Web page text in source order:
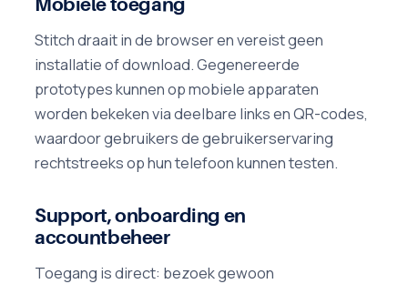
Stitch draait in de browser en vereist geen
installatie of download. Gegenereerde
prototypes kunnen op mobiele apparaten
worden bekeken via deelbare links en QR-codes,
waardoor gebruikers de gebruikerservaring
rechtstreeks op hun telefoon kunnen testen.
Support, onboarding en
accountbeheer
Toegang is direct: bezoek gewoon